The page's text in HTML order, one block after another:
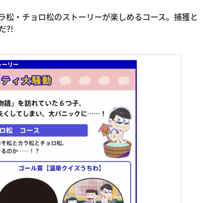
松・チョロ松のストーリーが楽しめるコース。捕獲と
?!